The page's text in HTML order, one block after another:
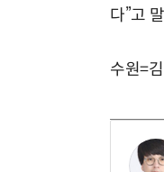
다”고
수원=